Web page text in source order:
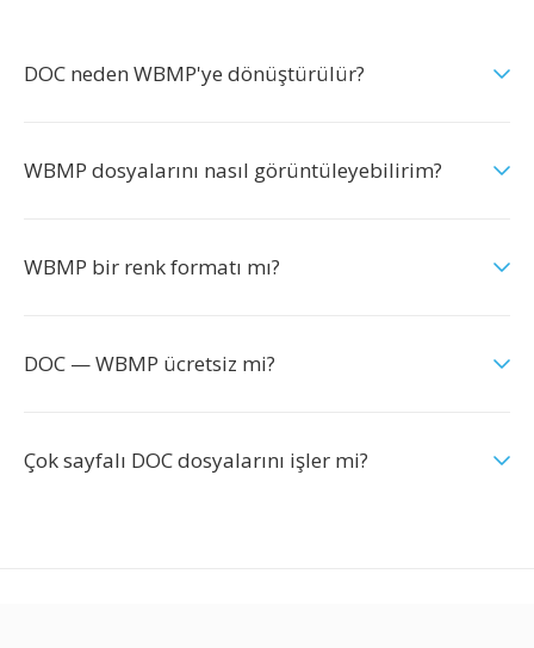
DOC neden WBMP'ye dönüştürülür?
WBMP dosyalarını nasıl görüntüleyebilirim?
WBMP bir renk formatı mı?
DOC — WBMP ücretsiz mi?
Çok sayfalı DOC dosyalarını işler mi?